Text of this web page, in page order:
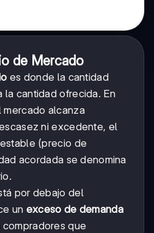
de Mercado
es donde la cantidad
la cantidad ofrecida. En
alcanza
ni excedente, el
(precio de
acordada se denomina
por debajo del
un exceso de demanda
que